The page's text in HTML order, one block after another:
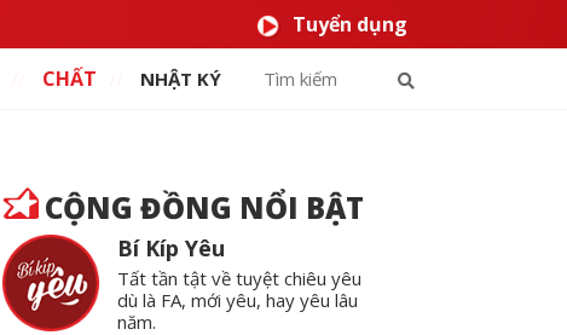
Tuyển dụng
CHẤT NHẬT KÝ
CỘNG ĐỒNG NỔI BẬT
Bí Kíp Yêu
Tất tần tật về tuyệt chiêu yêu
dù là FA, mới yêu, hay yêu lâu
năm.